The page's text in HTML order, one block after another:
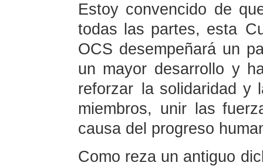
Estoy convencido de
todas las partes, esta
OCS desempeñará un
un mayor desarrollo y
reforzar la solidaridad y
miembros, unir las
causa del progreso
Como reza un antiguo